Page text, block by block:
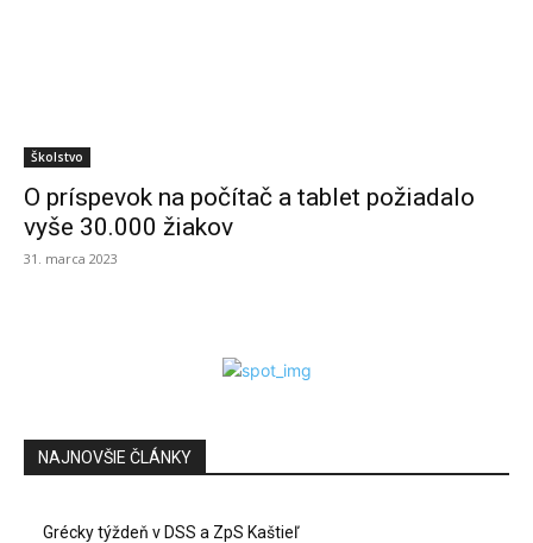
Školstvo
O príspevok na počítač a tablet požiadalo
vyše 30.000 žiakov
31. marca 2023
NAJNOVŠIE ČLÁNKY
Grécky týždeň v DSS a ZpS Kaštieľ